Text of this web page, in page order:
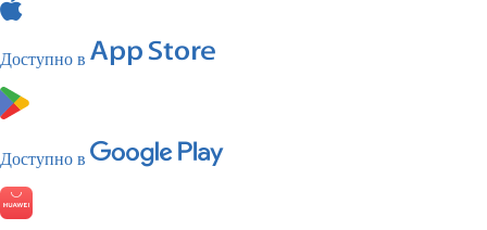
Доступно в
Доступно в